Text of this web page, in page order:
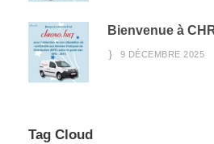
Bienvenue à
9 DÉCEMBRE 2025
Tag Cloud